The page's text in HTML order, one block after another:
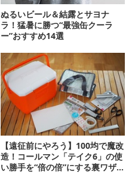
ぬるいビール＆結露とサヨナ
ラ！猛暑に勝つ“最強缶クーラ
ー”おすすめ14選
【遠征前にやろう】100均で魔改
造！コールマン「テイク6」の使
い勝手を“倍の倍”にする裏ワザ6